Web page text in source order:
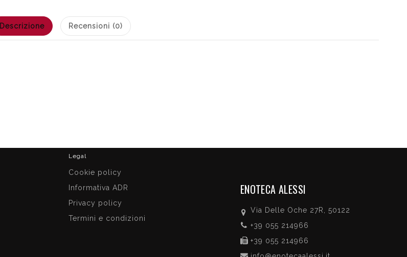
Descrizione Recensioni (0)
Legal
Cookie policy
Informativa ADR
Privacy policy
Termini e condizioni
ENOTECA ALESSI
Via Delle Oche 27R, 50122
+39 055 214966
+39 055 214966